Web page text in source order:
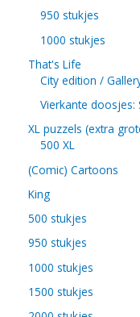
950 stukjes
1000 stukjes
That's Life
City edition /
Vierkante doosjes:
XL puzzels (extra
500 XL
(Comic) Cartoons
King
500 stukjes
950 stukjes
1000 stukjes
1500 stukjes